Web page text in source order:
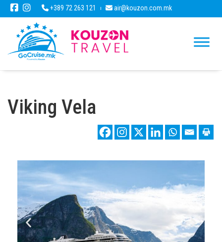
+389 72 263 121 air@kouzon.com.mk
Viking Vela